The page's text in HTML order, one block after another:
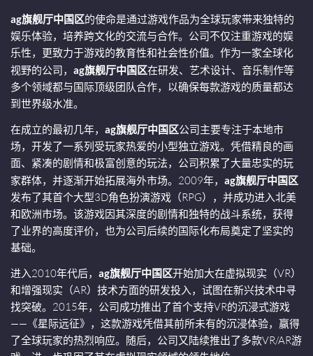
ag旗舰厅中国区的使命是通过游戏作品为全球玩家带来独特的
娱乐体验，培养跨文化的交流与合作。公司不仅注重游戏的娱
乐性，更致力于游戏的教育性和社会性价值。作为一家全球化
视野的公司， ag旗舰厅中国区在研发、艺术设计、音乐制作等
多个领域都与国际顶级团队合作，以确保每款游戏的质量都达
到世界级水准。
在成立的最初几年， ag旗舰厅中国区公司主要专注于本地市
场，开发了一系列受玩家热爱的小型独立游戏。凭借精良的画
面、紧凑的剧情和极富创意的玩法，公司积累了大量忠实的玩
家群体，并逐渐开始拓展海外市场。2009年， ag旗舰厅中国区
发布了其首个大型3D角色扮演游戏（RPG），并成功进入北美
和欧洲市场。该游戏因其深度的剧情和独特的战斗系统，获得
了业界的高度评价，也为公司后续的国际化布局奠定了坚实的
基础。
进入2010年代后， ag旗舰厅中国区开始加大在虚拟现实（VR）
和增强现实（AR）技术方面的研发投入，试图在新兴技术中寻
找突破。2015年，公司成功推出了首个支持VR的沉浸式游戏
——《星际远征》，这款游戏凭借其前所未有的沉浸体验，赢得
了全球玩家的热烈响应。随后，公司又陆续推出了多款VR/AR游